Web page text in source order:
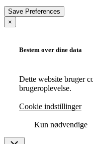
×
Bestem over dine data
Dette website bruger
brugeroplevelse.
Cookie indstillinger
Kun nødvendige